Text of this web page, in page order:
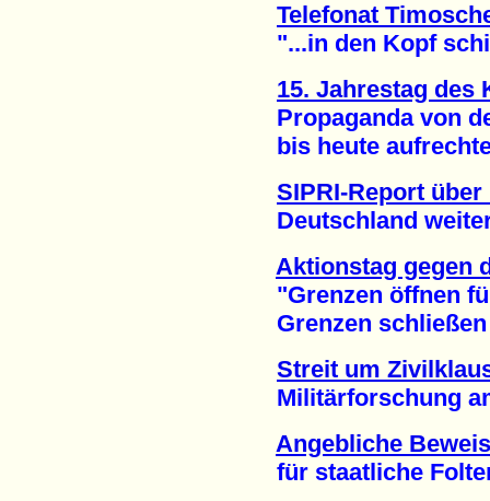
Telefonat
"...in den Kopf
15. Jahrestag des
Propaganda von
bis heute
SIPRI-Report
Deutschland weiter
Aktionstag gegen
"Grenzen öffnen
Grenzen schließen
Streit um
Militärforschung
Angebliche
für staatliche Folter